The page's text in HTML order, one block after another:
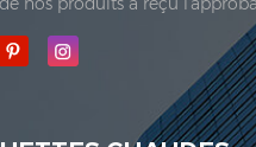
de production de notre